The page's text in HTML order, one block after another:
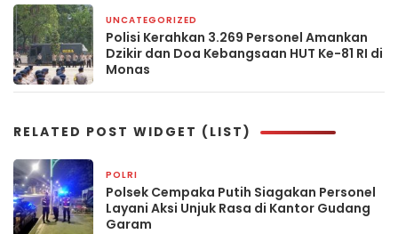
UNCATEGORIZED
Polisi Kerahkan 3.269 Personel Amankan
Dzikir dan Doa Kebangsaan HUT Ke-81 RI di
Monas
RELATED POST WIDGET (LIST)
POLRI
Polsek Cempaka Putih Siagakan Personel
Layani Aksi Unjuk Rasa di Kantor Gudang
Garam